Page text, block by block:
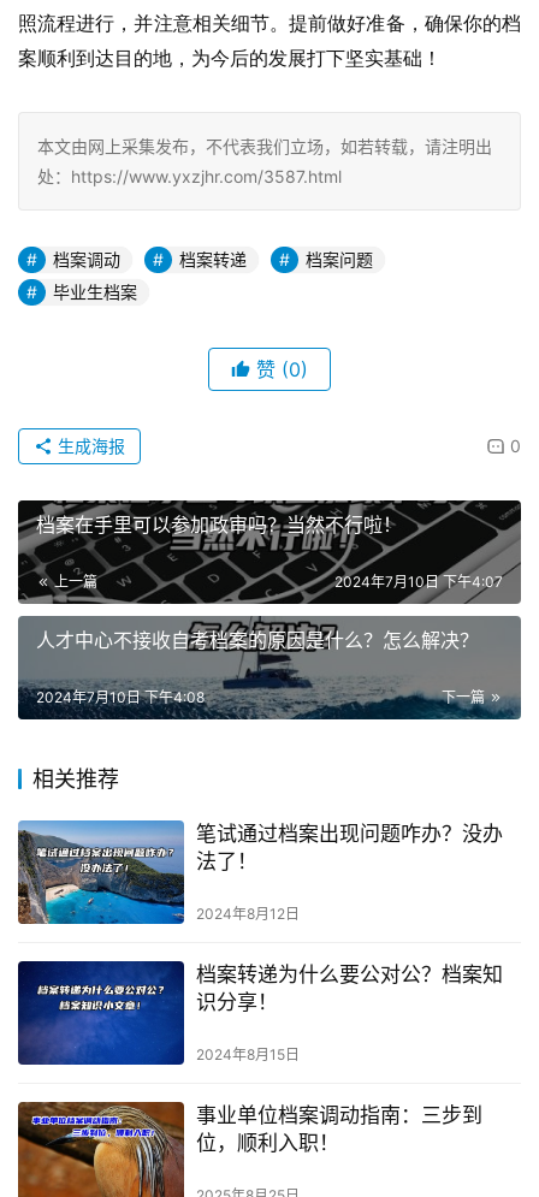
照流程进行，并注意相关细节。提前做好准备，确保你的档
案顺利到达目的地，为今后的发展打下坚实基础！
本文由网上采集发布，不代表我们立场，如若转载，请注明出
处：https://www.yxzjhr.com/3587.html
档案调动 档案转递
档案问题
毕业生档案
赞 (0)
0
生成海报
档案在手里可以参加政审吗？当然不行啦！
上一篇 2024年7月10日 下午4:07
人才中心不接收自考档案的原因是什么？怎么解决？
下一篇
2024年7月10日 下午4:08
相关推荐
笔试通过档案出现问题咋办？没办
法了！
2024年8月12日
档案转递为什么要公对公？档案知
识分享！
2024年8月15日
事业单位档案调动指南：三步到
位，顺利入职！